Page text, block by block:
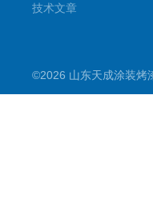
技术文章
©2026 山东天成涂装